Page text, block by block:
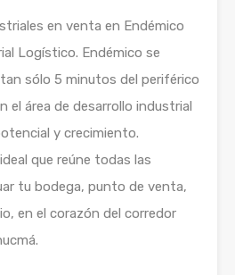
en venta en Endémico
Logístico. Endémico se
sólo 5 minutos del periférico
el área de desarrollo industrial
y crecimiento.
que reúne todas las
tu bodega, punto de venta,
en el corazón del corredor